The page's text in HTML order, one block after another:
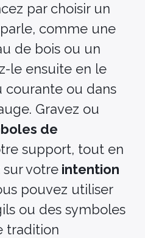
par choisir un
comme une
de bois ou un
le ensuite en le
courante ou dans
Gravez ou
de
support, tout en
votre intention
pouvez utiliser
ou des symboles
tradition